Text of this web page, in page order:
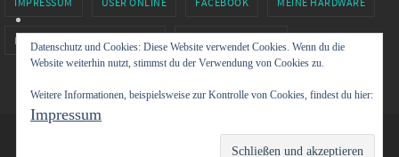
MINECRAFT BY XOLGRIMM.DE SIXTUS81 – TWITCH
Datenschutz und Cookies: Diese Website verwendet Cookies. Wenn du die
Website weiterhin nutzt, stimmst du der Verwendung von Cookies zu.
Weitere Informationen, beispielsweise zur Kontrolle von Cookies, findest du hier:
Impressum